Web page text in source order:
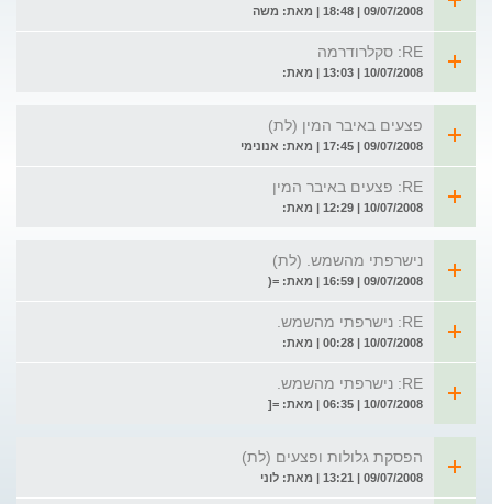
09/07/2008 | 18:48 | מאת: משה
RE: סקלרודרמה
10/07/2008 | 13:03 | מאת:
פצעים באיבר המין (לת)
09/07/2008 | 17:45 | מאת: אנונימי
RE: פצעים באיבר המין
10/07/2008 | 12:29 | מאת:
נישרפתי מהשמש. (לת)
09/07/2008 | 16:59 | מאת: =(
RE: נישרפתי מהשמש.
10/07/2008 | 00:28 | מאת:
RE: נישרפתי מהשמש.
10/07/2008 | 06:35 | מאת: =[
הפסקת גלולות ופצעים (לת)
09/07/2008 | 13:21 | מאת: לוני